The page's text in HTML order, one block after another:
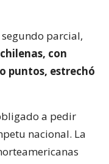
parcial,
con
puntos, estrechó
a pedir
nacional. La